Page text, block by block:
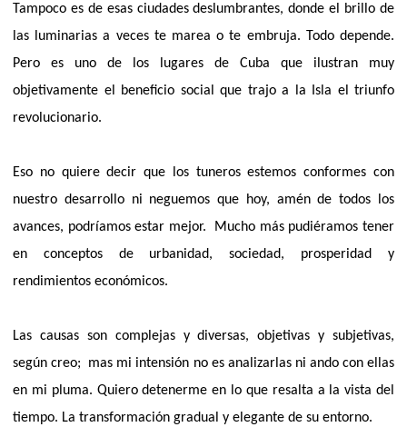
Tampoco es de esas ciudades deslumbrantes, donde el brillo de
las luminarias a veces te marea o te embruja. Todo depende.
Pero es uno de los lugares de Cuba que ilustran muy
objetivamente el beneficio social que trajo a la Isla el triunfo
revolucionario.
Eso no quiere decir que los tuneros estemos conformes con
nuestro desarrollo ni neguemos que hoy, amén de todos los
avances, podríamos estar mejor.
Mucho más pudiéramos tener
en conceptos de urbanidad, sociedad, prosperidad y
rendimientos económicos.
Las causas son complejas y diversas, objetivas y subjetivas,
según creo;
mas mi intensión no es analizarlas ni ando con ellas
en mi pluma. Quiero detenerme en lo que resalta a la vista del
tiempo. La transformación gradual y elegante de su entorno.